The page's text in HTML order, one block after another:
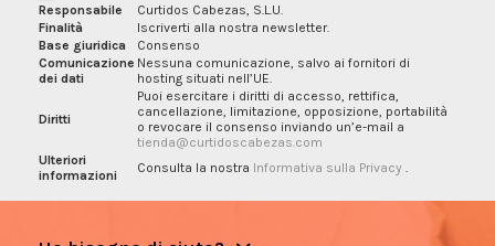
Responsabile
Curtidos Cabezas, S.L.U.
Finalità
Iscriverti alla nostra newsletter.
Base giuridica
Consenso
Comunicazione
dei dati
Nessuna comunicazione, salvo ai fornitori di
hosting situati nell’UE.
Diritti
Puoi esercitare i diritti di accesso, rettifica,
cancellazione, limitazione, opposizione, portabilità
o revocare il consenso inviando un’e-mail a
tienda@curtidoscabezas.com
Ulteriori
informazioni
Consulta la nostra Informativa sulla Privacy